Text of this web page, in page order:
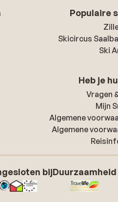
Populaire
Skicircus
Ski
Heb je
Vragen
Mijn
Algemene
Algemene
bijDuurzaamheid